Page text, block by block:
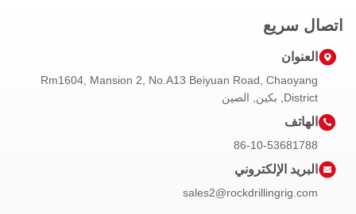
اتصال سريع
العنوان
Rm1604, Mansion 2, No.A13 Beiyuan Road, Chaoyang
District, بكين, الصين
الهاتف
86-10-53681788
البريد الإلكتروني
sales2@rockdrillingrig.com